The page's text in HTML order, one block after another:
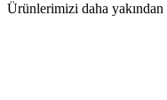
Ürünlerimizi daha